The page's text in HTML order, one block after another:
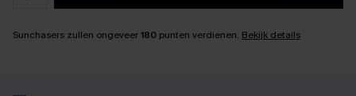
Sunchasers zullen ongeveer180 punten verdienen. Bekijk details